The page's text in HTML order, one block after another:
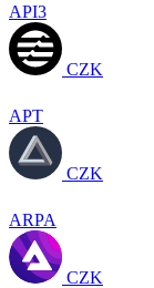
API3
CZK
APT
CZK
ARPA
CZK